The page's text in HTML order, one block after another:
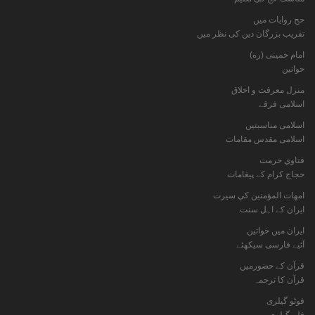
حج روایات میں
تقریب بزرگان دین کی نظر میں
امام خمینی (ره)
خواتين
منزل معرفت و اخلاق
اسلامی فرقے
اسلامی مناسبتیں
اسلامی مقدس مقامات
فتاوي حرمت
حجاج کرام کے پیغامات
امهات المؤمنين كي سيرت
ایران کے اہل سنت
ایران میں خواتین
آئیے فارسی سیکھئے
قرآن کے حضورمیں
قرآن کا ترجمہ
فوٹو گيلری